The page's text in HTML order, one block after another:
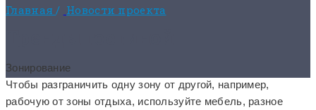
Главная/ Новости проекта
Зонирование
Чтобы разграничить одну зону от другой, например,
рабочую от зоны отдыха, используйте мебель, разное